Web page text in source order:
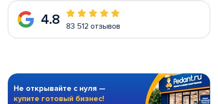
4.8 83 512 отзывов
Не открывайте с нуля —
купите готовый бизнес!